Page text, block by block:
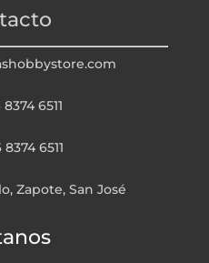
6511
8374 6511
Zapote, San José